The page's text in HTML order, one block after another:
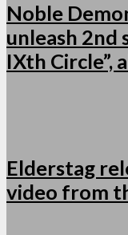
Noble
unleash 2nd
IXth Circle”,
Elderstag
video from